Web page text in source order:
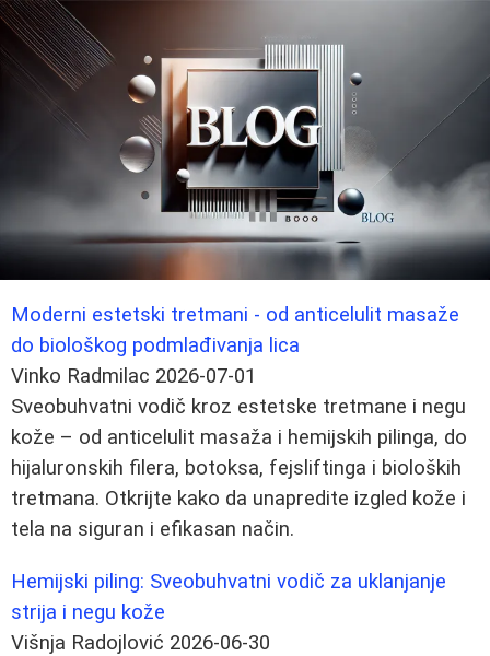
Moderni estetski tretmani - od anticelulit masaže
do biološkog podmlađivanja lica
Vinko Radmilac 2026-07-01
Sveobuhvatni vodič kroz estetske tretmane i negu
kože – od anticelulit masaža i hemijskih pilinga, do
hijaluronskih filera, botoksa, fejsliftinga i bioloških
tretmana. Otkrijte kako da unapredite izgled kože i
tela na siguran i efikasan način.
Hemijski piling: Sveobuhvatni vodič za uklanjanje
strija i negu kože
Višnja Radojlović 2026-06-30